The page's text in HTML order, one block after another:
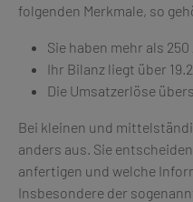
folgenden Merkmale, so
Sie haben mehr als
Ihr Bilanz liegt über
Die Umsatzerlöse
Bei kleinen und
anders aus. Sie
anfertigen und welche
Insbesondere der